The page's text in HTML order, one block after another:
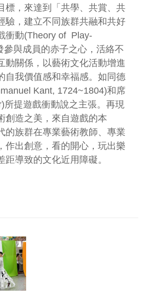
標，來達到「共學、共賞、共
驗，建立不同族群共融和共好
衝動(Theory of Play-
參與成員的赤子之心，活絡不
動關係，以藝術文化活動增進
自我價值感和幸福感。如同德
Kant, 1724~1804)和席
所提遊戲衝動說之主張。再現
創造之美，來自遊戲的本
的族群在專業藝術教師、專業
作出創意，看的開心，玩出樂
距導致的文化近用障礙。